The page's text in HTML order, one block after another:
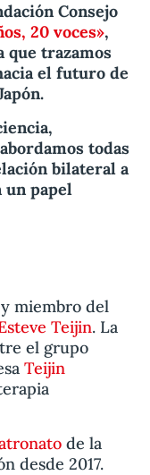
Consejo
20 voces»,
que trazamos
el futuro de
todas
bilateral a
un papel
miembro del
Teijin. La
el grupo
Teijin
de la
desde 2017.